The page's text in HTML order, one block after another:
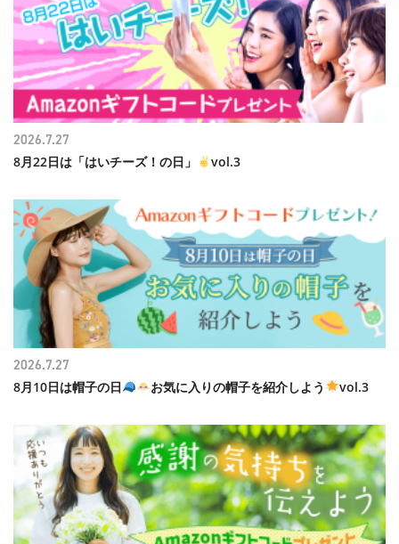
8月22日は「はいチーズ！の日」 vol.3
2026.7.27
8月10日は帽子の日 お気に入りの帽子を紹介しよう vol.3
2026.7.27